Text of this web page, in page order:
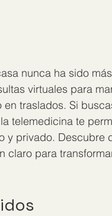
nunca ha sido
virtuales para
traslados. Si
telemedicina te
y privado. Descubre
claro para